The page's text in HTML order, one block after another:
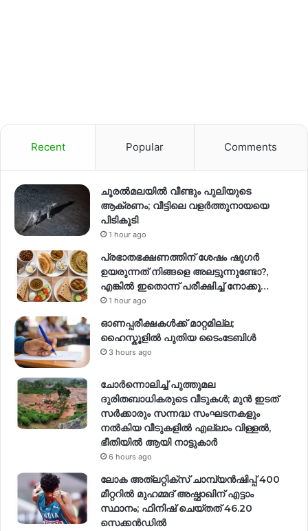
Recent Popular Comments
ചൂരൽമലയിൽ വീണ്ടും പുലിയുടെ
ആക്രണം; വീട്ടിലെ വളർത്തുനായയെ
പിടികൂടി
1 hour ago
പ്രഭാതഭക്ഷണത്തിന് ശേഷം ഷുഗർ
ഉയരുന്നത് നിങ്ങളെ അലട്ടുന്നുണ്ടോ?,
എങ്കിൽ ഇതൊന്ന് പരീക്ഷിച്ച് നോക്കൂ…
1 hour ago
ഓണപ്പരീക്ഷകൾക്ക് മാറ്റമില്ല;
ഹൈസ്കൂളിൽ പുതിയ ടൈംടേബിൾ
3 hours ago
ചോർന്നൊലിച്ച് പുത്തുമല
ദുരിതബാധികരുടെ വീടുകൾ; മുൻ ഇടത്
സർക്കാരും സന്നദ്ധ സംഘടനകളും
നൽകിയ വീടുകളിൽ എല്ലാം വിള്ളൽ,
ഭീതിയിൽ ആയി നാട്ടുകാർ
6 hours ago
ലോക അത്‌ലറ്റിക്‌സ് ചാമ്പ്യൻഷിപ്പ് 400
മീറ്ററിൽ മുഹമ്മദ് അഷ്ഫാഖിന് എട്ടാം
സ്ഥാനം; ഫിനിഷ് ചെയ്തത് 46.20
സെക്കൻഡിൽ